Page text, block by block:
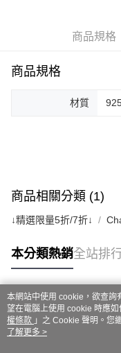
商品規格
商品規格
材質
商品相關分類 (1)
↓精選限量5折/7折↓
本分類熱銷全站排
熱門標籤
本網站中使用 cookie，欲查詢
望在電腦上使用 cookie 時應
權條款 」之 Cookie 聲明。您
用條款之 Cookie 聲明使用
了解更多 >